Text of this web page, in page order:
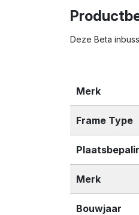
Deze Beta
Merk
Frame Type
Merk
Bouwjaar